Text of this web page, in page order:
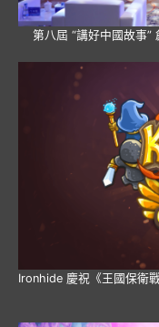
第八屆 “講好中國故事”
Ironhide 慶祝《王國保衛